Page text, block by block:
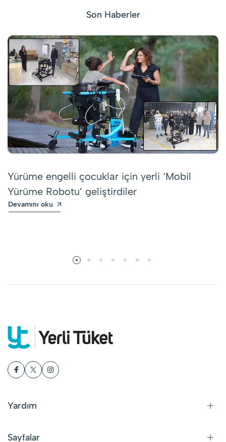
Son Haberler
Yürüme engelli çocuklar için yerli ‘Mobil
Yürüme Robotu’ geliştirdiler
Devamını oku
Yardım
Sayfalar